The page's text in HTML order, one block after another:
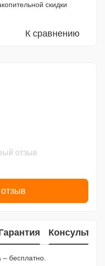
скидки
К сравнению
отзыв
бесплатно.